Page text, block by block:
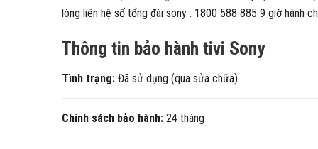
lòng liên hệ số tổng đài sony : 1800 588 885 9 giờ hành
Thông tin bảo hành tivi Sony
Tình trạng: Đã sử dụng (qua sửa chữa)
Chính sách bảo hành: 24 tháng